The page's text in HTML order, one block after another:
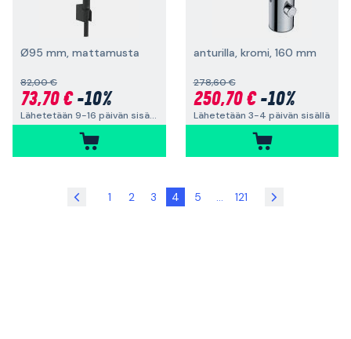
Ø95 mm, mattamusta
82,00 €
73,70 €-10%
Lähetetään 9-16 päivän sisällä
anturilla, kromi, 160 mm
278,60 €
250,70 €-10%
Lähetetään 3-4 päivän sisällä
1 2 3 4 5 ... 121